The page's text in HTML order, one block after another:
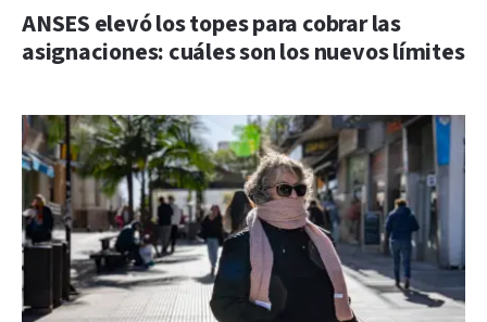
ANSES elevó los topes para cobrar las
asignaciones: cuáles son los nuevos límites